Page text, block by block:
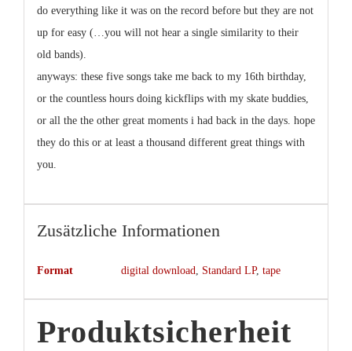
do everything like it was on the record before but they are not
up for easy (…you will not hear a single similarity to their
old bands).
anyways: these five songs take me back to my 16th birthday,
or the countless hours doing kickflips with my skate buddies,
or all the the other great moments i had back in the days. hope
they do this or at least a thousand different great things with
you.
Zusätzliche Informationen
Format digital download, Standard LP, tape
Produktsicherheit